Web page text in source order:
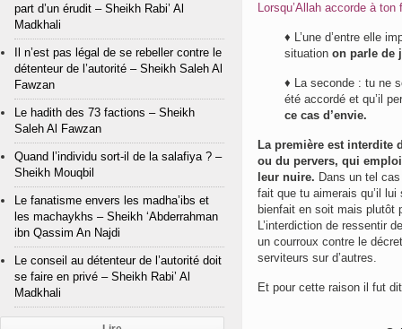
Lorsqu’Allah accorde à
♦ L’une d’entre elle
situation on parle de
♦ La seconde : tu ne
été accordé et qu’il
ce cas d’envie.
La première est interdite
ou du pervers, qui
leur nuire. Dans un tel
fait que tu aimerais qu’il
bienfait en soit mais plutôt
L’interdiction de ressentir
un courroux contre le
serviteurs sur d’autres.
Et pour cette raison il fut
part d’un érudit – Sheikh Rabi’ Al
Madkhali
Il n’est pas légal de se rebeller contre le
détenteur de l’autorité – Sheikh Saleh Al
Fawzan
Le hadith des 73 factions – Sheikh
Saleh Al Fawzan
Quand l’individu sort-il de la salafiya ? –
Sheikh Mouqbil
Le fanatisme envers les madha’ibs et
les machaykhs – Sheikh ‘Abderrahman
ibn Qassim An Najdi
Le conseil au détenteur de l’autorité doit
se faire en privé – Sheikh Rabi’ Al
Madkhali